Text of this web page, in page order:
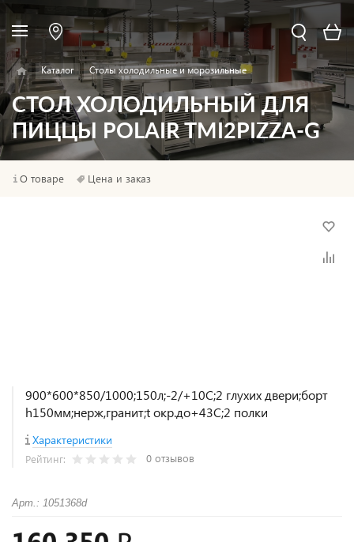
Каталог Столы холодильные и морозильные
СТОЛ ХОЛОДИЛЬНЫЙ ДЛЯ
ПИЦЦЫ POLAIR TMI2PIZZA-G
О товаре Цена и заказ
900*600*850/1000;150л;-2/+10С;2 глухих двери;борт
h150мм;нерж,гранит;t окр.до+43С;2 полки
Характеристики
Рейтинг: 0 отзывов
Арт.: 1051368d